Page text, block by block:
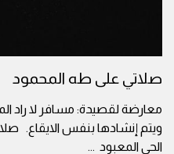
صلاتي على طه المحمود
معارضة لقصيدة: مسافر لا راد
ويتم إنشادها بنفس الايقاع.
الحي المعبود ...